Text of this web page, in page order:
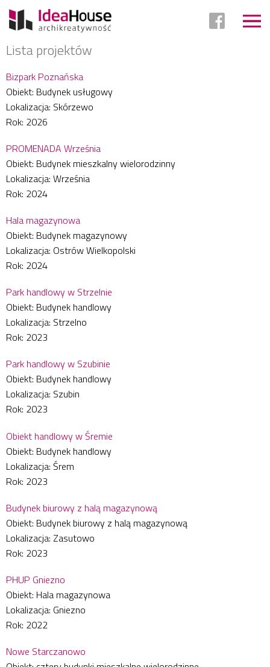
Przejdź
treści
Lista projektów
Bizpark Poznańska
Obiekt: Budynek usługowy
Lokalizacja: Skórzewo
Rok: 2026
PROMENADA Września
Obiekt: Budynek mieszkalny wielorodzinny
Lokalizacja: Września
Rok: 2024
Hala magazynowa
Obiekt: Budynek magazynowy
Lokalizacja: Ostrów Wielkopolski
Rok: 2024
Park handlowy w Strzelnie
Obiekt: Budynek handlowy
Lokalizacja: Strzelno
Rok: 2023
Park handlowy w Szubinie
Obiekt: Budynek handlowy
Lokalizacja: Szubin
Rok: 2023
Obiekt handlowy w Śremie
Obiekt: Budynek handlowy
Lokalizacja: Śrem
Rok: 2023
Budynek biurowy z halą magazynową
Obiekt: Budynek biurowy z halą magazynową
Lokalizacja: Zasutowo
Rok: 2023
PHUP Gniezno
Obiekt: Hala magazynowa
Lokalizacja: Gniezno
Rok: 2022
Nowe Starczanowo